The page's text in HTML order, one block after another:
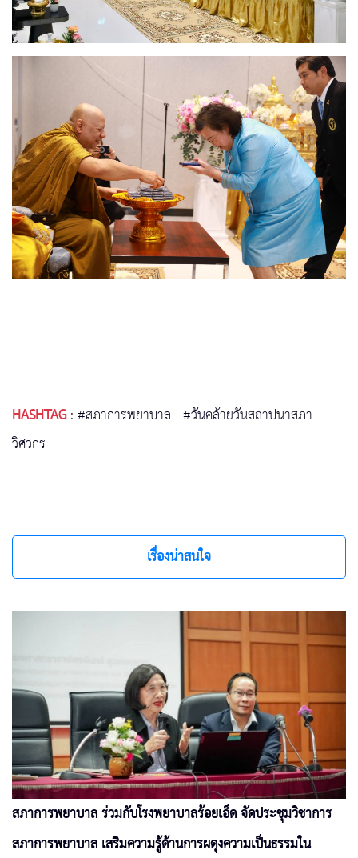
HASHTAG:#สภาการพยาบาล #วันคล้ายวันสถาปนาสภา
วิศวกร
เรื่องน่าสนใจ
สภาการพยาบาล ร่วมกับโรงพยาบาลร้อยเอ็ด จัดประชุมวิชาการ
สภาการพยาบาล เสริมความรู้ด้านการผดุงความเป็นธรรมใน